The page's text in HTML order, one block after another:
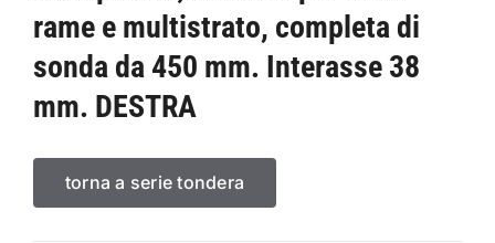
rame e multistrato, completa di
sonda da 450 mm. Interasse 38
mm. DESTRA
torna a serie tondera